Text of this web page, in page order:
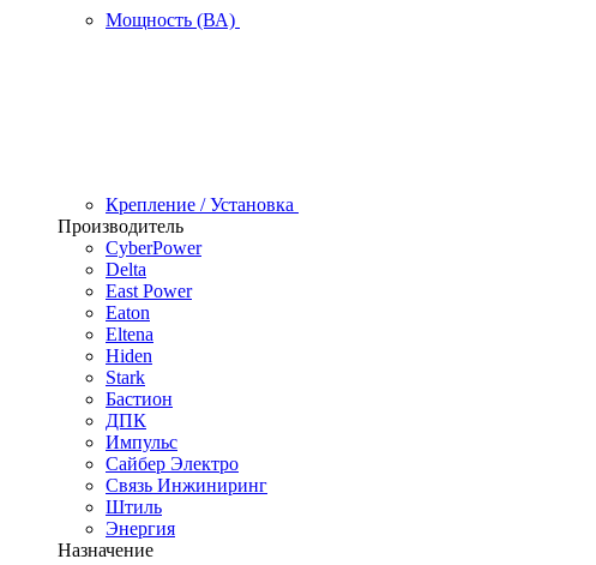
Мощность (ВА)
Крепление / Установка
Производитель
CyberPower
Delta
East Power
Eaton
Eltena
Hiden
Stark
Бастион
ДПК
Импульс
Сайбер Электро
Связь Инжиниринг
Штиль
Энергия
Назначение